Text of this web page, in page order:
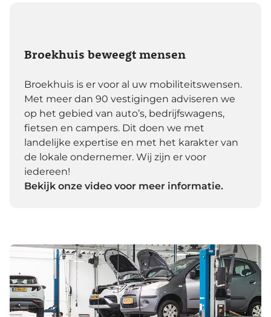
Broekhuis beweegt mensen
Broekhuis is er voor al uw mobiliteitswensen.
Met meer dan 90 vestigingen adviseren we
op het gebied van auto’s, bedrijfswagens,
fietsen en campers. Dit doen we met
landelijke expertise en met het karakter van
de lokale ondernemer. Wij zijn er voor
iedereen!
Bekijk onze video voor meer informatie.